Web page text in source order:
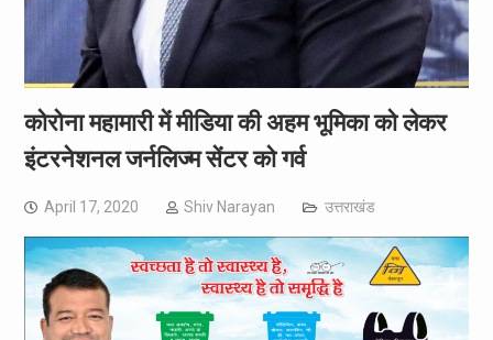
कोरोना महामारी में मीडिया की अहम भूमिका को लेकर
इंटरनेशनल जर्नलिज्म सेंटर को गर्व
April 17, 2020 Shiv Narayan उत्तराखंड